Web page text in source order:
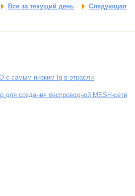
Все за текущий день Следующая
c самым низким Iq в отрасли
для создания беспроводной MESH-сети